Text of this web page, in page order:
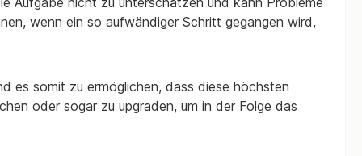
wenn ein so aufwändiger Schritt gegangen wird,
es somit zu ermöglichen, dass diese höchsten
oder sogar zu upgraden, um in der Folge das